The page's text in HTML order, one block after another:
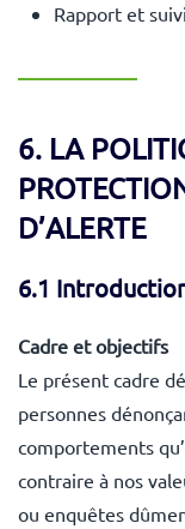
Rapport et suivi
6. LA
D’ALERTE
6.1
Cadre et objectifs
Le présent cadre
personnes
comportements
contraire à nos
ou enquêtes